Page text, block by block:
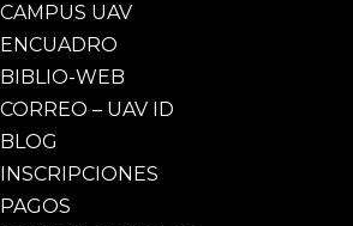
CAMPUS UAV
ENCUADRO
BIBLIO-WEB
CORREO – UAV ID
BLOG
INSCRIPCIONES
PAGOS